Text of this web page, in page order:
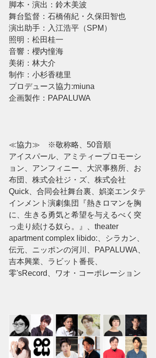
脚本・演出：鈴木美波
舞台監督：石橋侑紀・久保田智也
演出助手：入江浩平（SPM）
照明：松田桂一
音響：櫻内憧海
美術：林大介
制作：小杉香穂里
プロデュース協力:miuna
企画製作：PAPALUWA
≪協力≫　※敬称略、50音順
アイスパール、アミティープロモーシ
ョン、アンフィニー、大沢事務所、お
布団、株式会社ジ・ズ、株式会社
Quick、合同会社舞台裏、娯楽エンタテ
インメント演劇集団『熱きロマンを胸
に、生きる勇気と希望を与えるべく突
っ走り続ける奴ら。』、theater
apartment complex libido:、シラカン、
伝元、ニッポンの河川、PAPALUWA、
吉本興業、ラビット番長、
零'sRecord、ワオ・コーポレーション